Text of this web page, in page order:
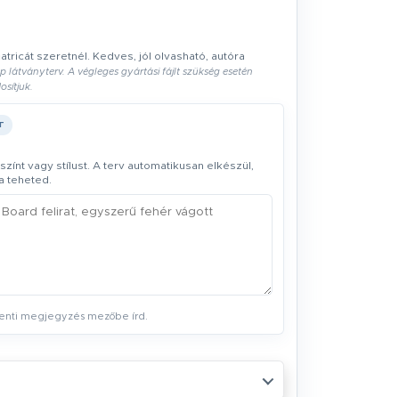
szeretnél. Kedves, jól olvasható, autóra
látványterv. A végleges gyártási fájlt szükség esetén
vagy stílust. A terv automatikusan elkészül,
teheted.
megjegyzés mezőbe írd.